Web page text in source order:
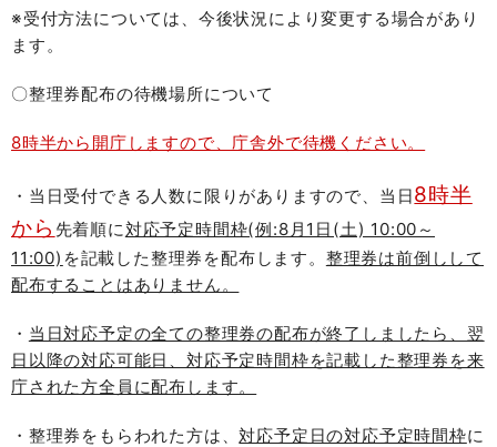
※受付方法については、今後状況により変更する場合があり
ます。
〇整理券配布の待機場所について
8時半から開庁しますので、庁舎外で待機ください。
・当日受付できる人数に限りがありますので、当日8時半
から 先着順に対応予定時間枠(例:8月1日(土) 10:00～
11:00) を記載した整理券を配布します。 整理券は前倒しして
配布することはありません。
・ 当日対応予定の全ての整理券の配布が終了しましたら、翌
日以降の対応可能日、対応予定時間枠を記載した整理券を来
庁された方全員に配布します。
・整理券をもらわれた方は、対応予定日の対応予定時間枠に